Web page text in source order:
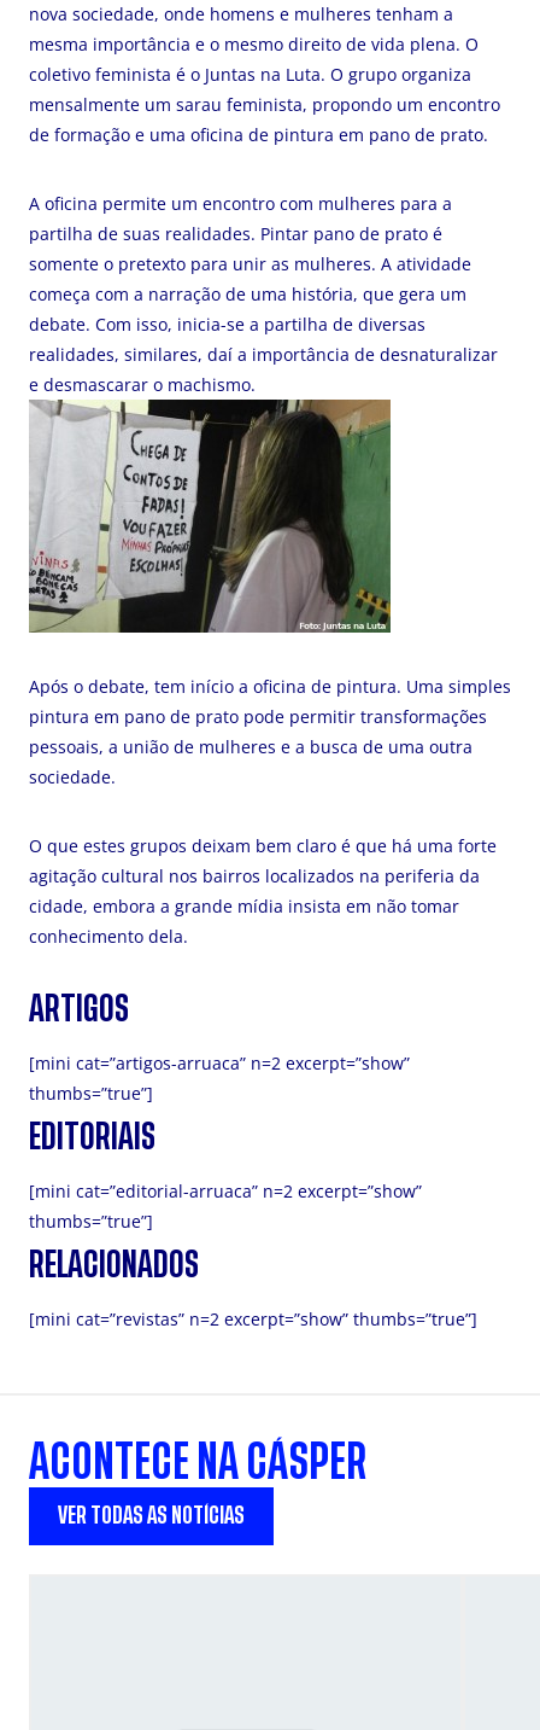
nova sociedade, onde homens e mulheres tenham a
mesma importância e o mesmo direito de vida plena. O
coletivo feminista é o Juntas na Luta. O grupo organiza
mensalmente um sarau feminista, propondo um encontro
de formação e uma oficina de pintura em pano de prato.
A oficina permite um encontro com mulheres para a
partilha de suas realidades. Pintar pano de prato é
somente o pretexto para unir as mulheres. A atividade
começa com a narração de uma história, que gera um
debate. Com isso, inicia-se a partilha de diversas
realidades, similares, daí a importância de desnaturalizar
e desmascarar o machismo.
Após o debate, tem início a oficina de pintura. Uma simples
pintura em pano de prato pode permitir transformações
pessoais, a união de mulheres e a busca de uma outra
sociedade.
O que estes grupos deixam bem claro é que há uma forte
agitação cultural nos bairros localizados na periferia da
cidade, embora a grande mídia insista em não tomar
conhecimento dela.
ARTIGOS
[mini cat=”artigos-arruaca” n=2 excerpt=”show”
thumbs=”true”]
EDITORIAIS
[mini cat=”editorial-arruaca” n=2 excerpt=”show”
thumbs=”true”]
RELACIONADOS
[mini cat=”revistas” n=2 excerpt=”show” thumbs=”true”]
ACONTECE NA CÁSPER
VER TODAS AS NOTÍCIAS